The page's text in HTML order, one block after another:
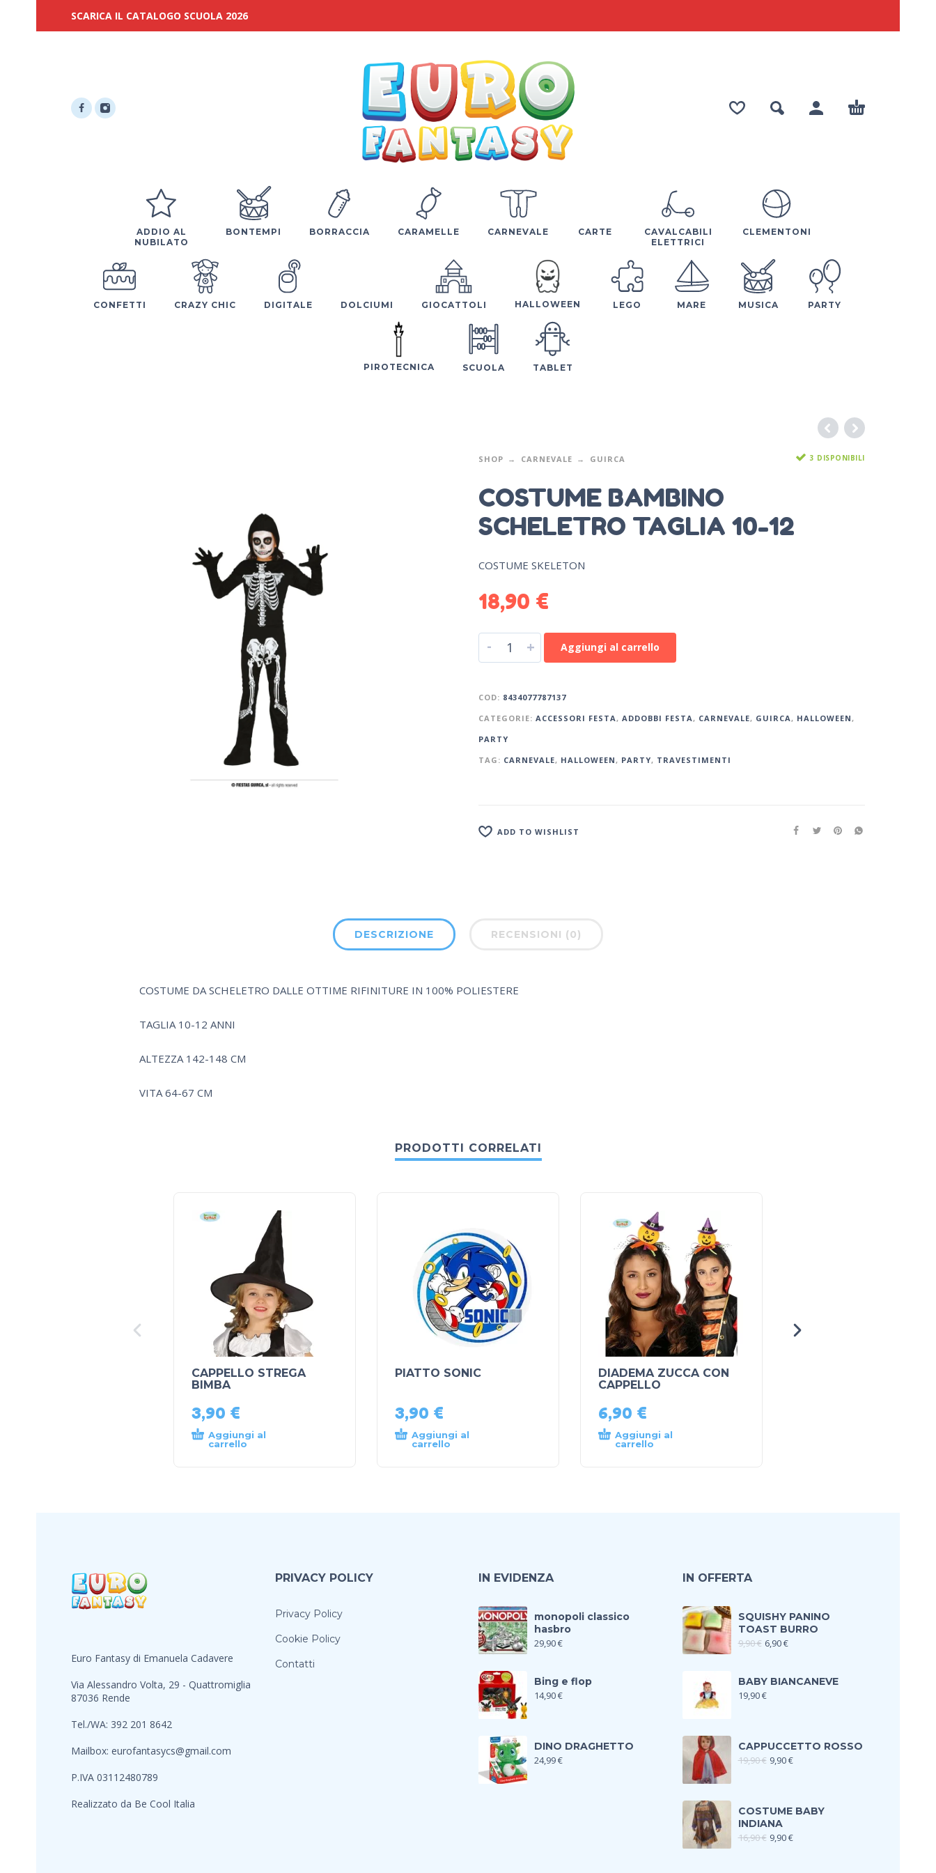
SCARICA IL CATALOGO SCUOLA 2026
ADDIO AL
NUBILATO
BONTEMPI BORRACCIA CARAMELLE CARNEVALE CARTE
CAVALCABILI
ELETTRICI
CLEMENTONI
CONFETTI CRAZY CHIC DIGITALE DOLCIUMI GIOCATTOLI HALLOWEEN LEGO MARE MUSICA PARTY
PIROTECNICA SCUOLA TABLET
SHOP CARNEVALE GUIRCA 3 DISPONIBILI
COSTUME BAMBINO
SCHELETRO TAGLIA 10-12
COSTUME SKELETON
18,90 €
- + Aggiungi al carrello
COD: 8434077787137
CATEGORIE: ACCESSORI FESTA, ADDOBBI FESTA, CARNEVALE, GUIRCA, HALLOWEEN,
PARTY
TAG: CARNEVALE, HALLOWEEN, PARTY, TRAVESTIMENTI
ADD TO WISHLIST
DESCRIZIONE RECENSIONI (0)
COSTUME DA SCHELETRO DALLE OTTIME RIFINITURE IN 100% POLIESTERE
TAGLIA 10-12 ANNI
ALTEZZA 142-148 CM
VITA 64-67 CM
PRODOTTI CORRELATI
CAPPELLO STREGA
BIMBA
3,90 €
Aggiungi al
carrello
PIATTO SONIC
3,90 €
Aggiungi al
carrello
DIADEMA ZUCCA CON
CAPPELLO
6,90 €
Aggiungi al
carrello
Euro Fantasy di Emanuela Cadavere
Via Alessandro Volta, 29 - Quattromiglia
87036 Rende
Tel./WA: 392 201 8642
Mailbox: eurofantasycs@gmail.com
P.IVA 03112480789
Realizzato da Be Cool Italia
PRIVACY POLICY
Privacy Policy
Cookie Policy
Contatti
IN EVIDENZA
monopoli classico
hasbro
29,90€
Bing e flop
14,90€
DINO DRAGHETTO
24,99€
IN OFFERTA
SQUISHY PANINO
TOAST BURRO
9,90€ 6,90€
BABY BIANCANEVE
19,90€
CAPPUCCETTO ROSSO
19,90€ 9,90€
COSTUME BABY
INDIANA
16,90€ 9,90€